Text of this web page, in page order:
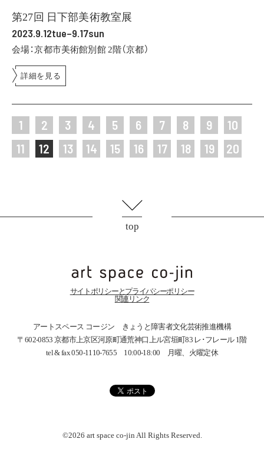
第27回 日下部美術教室展
2023.9.12tue–9.17sun
会場：京都市美術館別館 2階（京都）
詳細を見る
1 2 3 4 5 6 7 8 9
10
11
12 13 14 15 16 17 18 19 20
top
サイトポリシーとプライバシーポリシー
関連リンク
アートスペース コージン きょうと障害者文化芸術推進機構
〒602-0853 京都市上京区河原町通荒神口上ル宮垣町83 レ･フレール 1階
tel & fax 050-1110-7655 10:00-18:00 月曜、火曜定休
©2026 art space co-jin All Rights Reserved.